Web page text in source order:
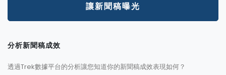
讓新聞稿曝光
分析新聞稿成效
透過Trek數據平台的分析讓您知道你的新聞稿成效表現如何？